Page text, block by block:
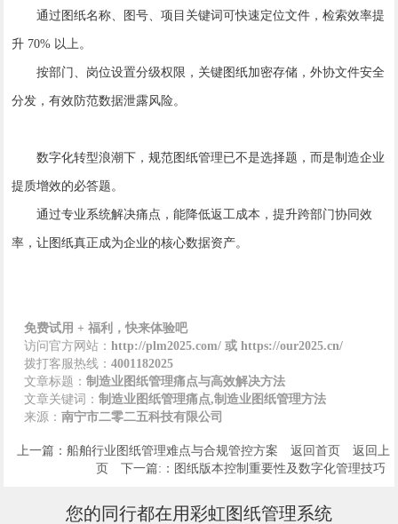
通过图纸名称、图号、项目关键词可快速定位文件，检索效率提
升 70% 以上。
按部门、岗位设置分级权限，关键图纸加密存储，外协文件安全
分发，有效防范数据泄露风险。
数字化转型浪潮下，规范图纸管理已不是选择题，而是制造企业
提质增效的必答题。
通过专业系统解决痛点，能降低返工成本，提升跨部门协同效
率，让图纸真正成为企业的核心数据资产。
免费试用 + 福利，快来体验吧
访问官方网站： http://plm2025.com/ 或 https://our2025.cn/
拨打客服热线： 4001182025
文章标题： 制造业图纸管理痛点与高效解决方法
文章关键词： 制造业图纸管理痛点,制造业图纸管理方法
来源： 南宁市二零二五科技有限公司
上一篇：船舶行业图纸管理难点与合规管控方案 返回首页
返回上
页
下一篇:：图纸版本控制重要性及数字化管理技巧
您的同行都在用彩虹图纸管理系统